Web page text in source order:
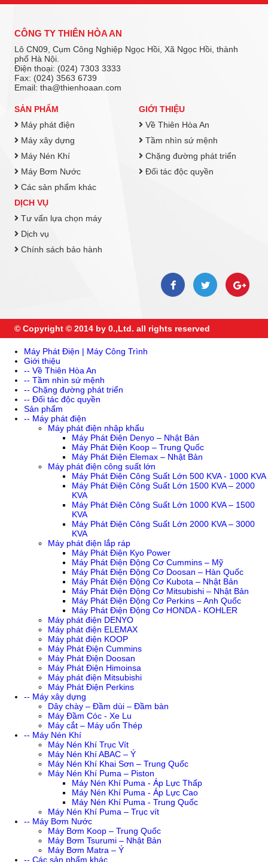
CÔNG TY THIÊN HÒA AN
Lô CN09, Cụm Công Nghiệp Ngọc Hồi, Xã Ngọc Hồi, thành
phố Hà Nội.
Điện thoại: (024) 7303 3333
Fax: (024) 3563 6739
Email: tha@thienhoaan.com
SẢN PHẨM
Máy phát điện
Máy xây dựng
Máy Nén Khí
Máy Bơm Nước
Các sản phẩm khác
GIỚI THIỆU
Về Thiên Hòa An
Tầm nhìn sứ mệnh
Chặng đường phát triển
Đối tác độc quyền
DỊCH VỤ
Tư vấn lựa chọn máy
Dịch vụ
Chính sách bảo hành
© Copyright © 2014 by 0.,Ltd. all rights reserved
Máy Phát Điện | Máy Công Trình
Giới thiệu
-- Về Thiên Hòa An
-- Tầm nhìn sứ mệnh
-- Chặng đường phát triển
-- Đối tác độc quyền
Sản phẩm
-- Máy phát điện
Máy phát điện nhập khẩu
Máy Phát Điện Denyo – Nhật Bản
Máy Phát Điện Koop – Trung Quốc
Máy Phát Điện Elemax – Nhật Bản
Máy phát điện công suất lớn
Máy Phát Điện Công Suất Lớn 500 KVA - 1000 KVA
Máy Phát Điện Công Suất Lớn 1500 KVA – 2000
KVA
Máy Phát Điện Công Suất Lớn 1000 KVA – 1500
KVA
Máy Phát Điện Công Suất Lớn 2000 KVA – 3000
KVA
Máy phát điện lắp ráp
Máy Phát Điện Kyo Power
Máy Phát Điện Động Cơ Cummins – Mỹ
Máy Phát Điện Động Cơ Doosan – Hàn Quốc
Máy Phát Điện Động Cơ Kubota – Nhật Bản
Máy Phát Điện Động Cơ Mitsubishi – Nhật Bản
Máy Phát Điện Động Cơ Perkins – Anh Quốc
Máy Phát Điện Động Cơ HONDA - KOHLER
Máy phát điện DENYO
Máy phát điện ELEMAX
Máy phát điện KOOP
Máy Phát Điện Cummins
Máy Phát Điện Doosan
Máy Phát Điện Himoinsa
Máy phát điện Mitsubishi
Máy Phát Điện Perkins
-- Máy xây dựng
Dây chày – Đầm dùi – Đầm bàn
Máy Đầm Cóc - Xe Lu
Máy cắt – Máy uốn Thép
-- Máy Nén Khí
Máy Nén Khí Trục Vít
Máy Nén Khí ABAC – Ý
Máy Nén Khí Khai Sơn – Trung Quốc
Máy Nén Khí Puma – Piston
Máy Nén Khí Puma - Áp Lực Thấp
Máy Nén Khí Puma - Áp Lực Cao
Máy Nén Khí Puma - Trung Quốc
Máy Nén Khí Puma – Trục vít
-- Máy Bơm Nước
Máy Bơm Koop – Trung Quốc
Máy Bơm Tsurumi – Nhật Bản
Máy Bơm Matra – Ý
-- Các sản phẩm khác